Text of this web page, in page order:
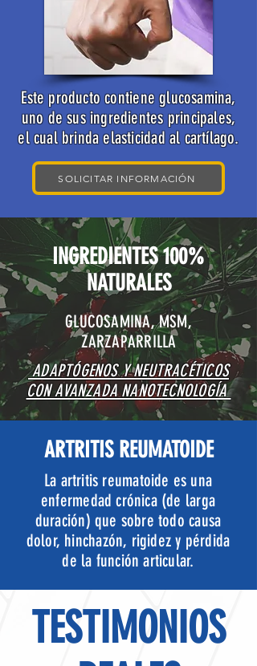
Este producto contiene glucosamina,
uno de sus ingredientes principales,
el cual brinda elasticidad al cartílago.
SOLICITAR INFORMACIÓN
INGREDIENTES 100%
NATURALES
GLUCOSAMINA, MSM,
ZARZAPARRILLA
ADAPTÓGENOS Y NEUTRACÉTICOS
CON AVANZADA NANOTECNOLOGÍA
ARTRITIS REUMATOIDE
La artritis reumatoide es una
enfermedad crónica (de larga
duración) que sobre todo causa
dolor, hinchazón, rigidez y pérdida
de la función articular.
TESTIMONIOS